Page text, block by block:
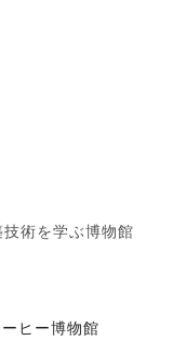
技術を学ぶ博物館
ヒー博物館